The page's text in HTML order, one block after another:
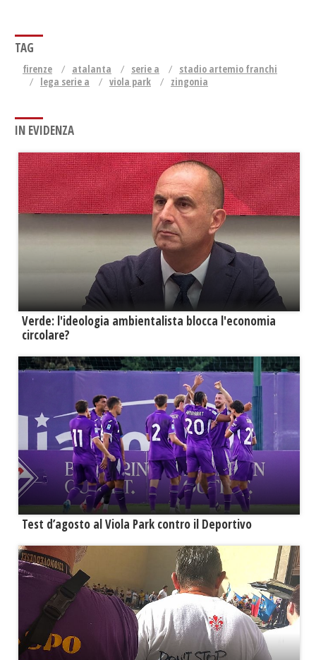
TAG
firenze atalanta serie a
stadio artemio franchi
lega serie a
viola park zingonia
IN EVIDENZA
Verde: l'ideologia ambientalista blocca l'economia
circolare?
Test d’agosto al Viola Park contro il Deportivo